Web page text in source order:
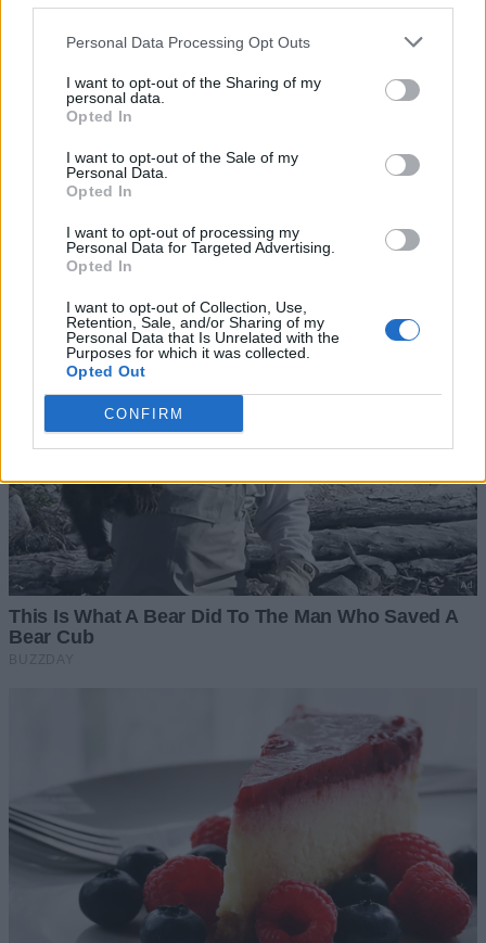
Personal Data Processing Opt Outs
I want to opt-out of the Sharing of my
personal data.
Opted In
I want to opt-out of the Sale of my
Personal Data.
Opted In
I want to opt-out of processing my
Personal Data for Targeted Advertising.
Opted In
I want to opt-out of Collection, Use,
Retention, Sale, and/or Sharing of my
Personal Data that Is Unrelated with the
Purposes for which it was collected.
Opted Out
CONFIRM